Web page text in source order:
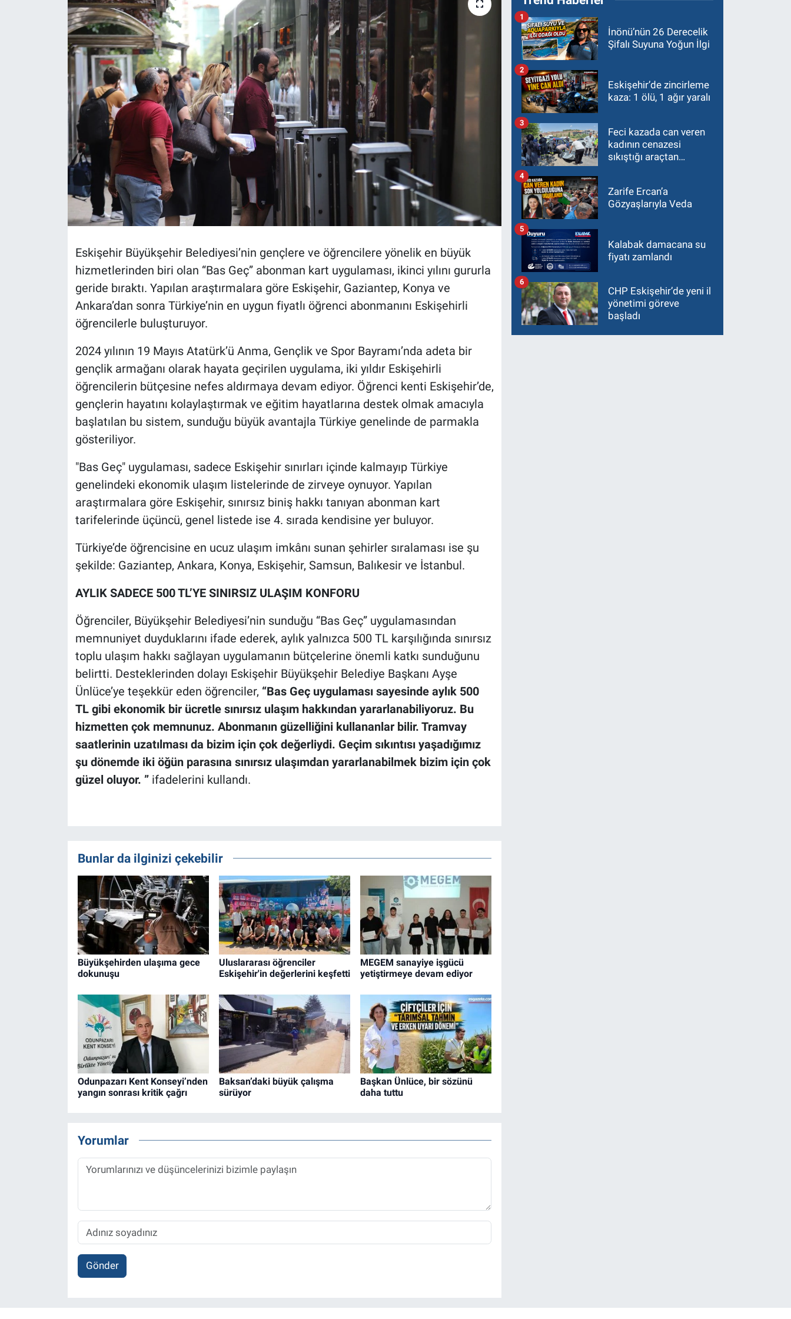
Eskişehir Büyükşehir Belediyesi’nin gençlere ve öğrencilere yönelik en büyük
hizmetlerinden biri olan “Bas Geç” abonman kart uygulaması, ikinci yılını gururla
geride bıraktı. Yapılan araştırmalara göre Eskişehir, Gaziantep, Konya ve
Ankara’dan sonra Türkiye’nin en uygun fiyatlı öğrenci abonmanını Eskişehirli
öğrencilerle buluşturuyor.
2024 yılının 19 Mayıs Atatürk’ü Anma, Gençlik ve Spor Bayramı’nda adeta bir
gençlik armağanı olarak hayata geçirilen uygulama, iki yıldır Eskişehirli
öğrencilerin bütçesine nefes aldırmaya devam ediyor. Öğrenci kenti Eskişehir’de,
gençlerin hayatını kolaylaştırmak ve eğitim hayatlarına destek olmak amacıyla
başlatılan bu sistem, sunduğu büyük avantajla Türkiye genelinde de parmakla
gösteriliyor.
"Bas Geç" uygulaması, sadece Eskişehir sınırları içinde kalmayıp Türkiye
genelindeki ekonomik ulaşım listelerinde de zirveye oynuyor. Yapılan
araştırmalara göre Eskişehir, sınırsız biniş hakkı tanıyan abonman kart
tarifelerinde üçüncü, genel listede ise 4. sırada kendisine yer buluyor.
Türkiye’de öğrencisine en ucuz ulaşım imkânı sunan şehirler sıralaması ise şu
şekilde: Gaziantep, Ankara, Konya, Eskişehir, Samsun, Balıkesir ve İstanbul.
AYLIK SADECE 500 TL’YE SINIRSIZ ULAŞIM KONFORU
Öğrenciler, Büyükşehir Belediyesi’nin sunduğu “Bas Geç” uygulamasından
memnuniyet duyduklarını ifade ederek, aylık yalnızca 500 TL karşılığında sınırsız
toplu ulaşım hakkı sağlayan uygulamanın bütçelerine önemli katkı sunduğunu
belirtti. Desteklerinden dolayı Eskişehir Büyükşehir Belediye Başkanı Ayşe
Ünlüce’ye teşekkür eden öğrenciler, “Bas Geç uygulaması sayesinde aylık 500
TL gibi ekonomik bir ücretle sınırsız ulaşım hakkından yararlanabiliyoruz. Bu
hizmetten çok memnunuz. Abonmanın güzelliğini kullananlar bilir. Tramvay
saatlerinin uzatılması da bizim için çok değerliydi. Geçim sıkıntısı yaşadığımız
şu dönemde iki öğün parasına sınırsız ulaşımdan yararlanabilmek bizim için çok
güzel oluyor. ”ifadelerini kullandı.
Bunlar da ilginizi çekebilir
Büyükşehirden ulaşıma gece
dokunuşu
Uluslararası öğrenciler
Eskişehir'in değerlerini keşfetti
MEGEM sanayiye işgücü
yetiştirmeye devam ediyor
Odunpazarı Kent Konseyi’nden
yangın sonrası kritik çağrı
Baksan’daki büyük çalışma
sürüyor
Başkan Ünlüce, bir sözünü
daha tuttu
Yorumlar
Gönder
İnönü’nün 26 Derecelik
Şifalı Suyuna Yoğun İlgi
1
Eskişehir’de zincirleme
kaza: 1 ölü, 1 ağır yaralı
2
Feci kazada can veren
kadının cenazesi
sıkıştığı araçtan
3
Zarife Ercan’a
Gözyaşlarıyla Veda
4
Kalabak damacana su
fiyatı zamlandı
5
CHP Eskişehir’de yeni il
yönetimi göreve
başladı
6
Politika
Kütahya
Bilim ve Teknoloji